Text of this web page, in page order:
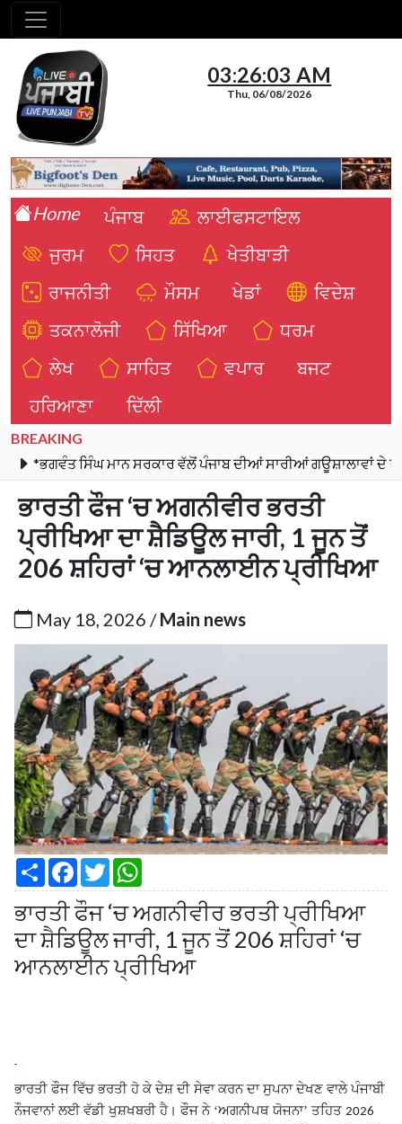
03:26:04 AM
Thu, 06/08/2026
Home ਪੰਜਾਬ
ਲਾਈਫਸਟਾਇਲ
ਜੁਰਮ
ਸਿਹਤ
ਖੇਤੀਬਾੜੀ
ਰਾਜਨੀਤੀ
ਮੌਸਮ ਖੇਡਾਂ
ਵਿਦੇਸ਼
ਤਕਨਾਲੋਜੀ
ਸਿੱਖਿਆ
ਧਰਮ
ਲੇਖ
ਸਾਹਿਤ ਵਪਾਰ
ਬਜਟ
ਹਰਿਆਣਾ
ਦਿੱਲੀ
BREAKING
ਸਿੰਘ ਮਾਨ ਸਰਕਾਰ ਵੱਲੋਂ ਪੰਜਾਬ ਦੀਆਂ ਸਾਰੀਆਂ ਗਊਸ਼ਾਲਾਵਾਂ ਦੇ ਬਿਜਲੀ
ਭਾਰਤੀ ਫੌਜ ‘ਚ ਅਗਨੀਵੀਰ ਭਰਤੀ
ਪ੍ਰੀਖਿਆ ਦਾ ਸ਼ੈਡਿਊਲ ਜਾਰੀ, 1 ਜੂਨ ਤੋਂ
206 ਸ਼ਹਿਰਾਂ ‘ਚ ਆਨਲਾਈਨ ਪ੍ਰੀਖਿਆ
May 18, 2026 /Main news
S
a
r
e
F
c
e
b
o
o
k
T
w
i
t
e
a
t
s
A
p
p
ਭਾਰਤੀ ਫੌਜ ‘ਚ ਅਗਨੀਵੀਰ ਭਰਤੀ ਪ੍ਰੀਖਿਆ
ਦਾ ਸ਼ੈਡਿਊਲ ਜਾਰੀ, 1 ਜੂਨ ਤੋਂ 206 ਸ਼ਹਿਰਾਂ ‘ਚ
ਆਨਲਾਈਨ ਪ੍ਰੀਖਿਆ
ਭਾਰਤੀ ਫੌਜ ਵਿੱਚ ਭਰਤੀ ਹੋ ਕੇ ਦੇਸ਼ ਦੀ ਸੇਵਾ ਕਰਨ ਦਾ ਸੁਪਨਾ ਦੇਖਣ ਵਾਲੇ ਪੰਜਾਬੀ
ਨੌਜਵਾਨਾਂ ਲਈ ਵੱਡੀ ਖੁਸ਼ਖਬਰੀ ਹੈ। ਫੌਜ ਨੇ ‘ਅਗਨੀਪਥ ਯੋਜਨਾ’ ਤਹਿਤ 2026